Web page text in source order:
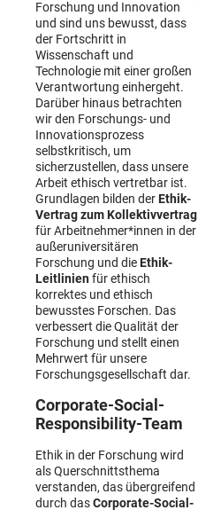
Forschung und Innovation
und sind uns bewusst, dass
der Fortschritt in
Wissenschaft und
Technologie mit einer großen
Verantwortung einhergeht.
Darüber hinaus betrachten
wir den Forschungs- und
Innovationsprozess
selbstkritisch, um
sicherzustellen, dass unsere
Arbeit ethisch vertretbar ist.
Grundlagen bilden derEthik-
Vertrag zum Kollektivvertrag
für Arbeitnehmer*innen in der
außeruniversitären
Forschung und dieEthik-
Leitlinienfür ethisch
korrektes und ethisch
bewusstes Forschen. Das
verbessert die Qualität der
Forschung und stellt einen
Mehrwert für unsere
Forschungsgesellschaft dar.
Corporate-Social-
Responsibility-Team
Ethik in der Forschung wird
als Querschnittsthema
verstanden, das übergreifend
durch dasCorporate-Social-